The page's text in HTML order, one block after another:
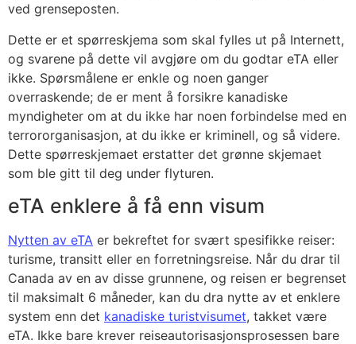
ved grenseposten.
Dette er et spørreskjema som skal fylles ut på Internett,
og svarene på dette vil avgjøre om du godtar eTA eller
ikke. Spørsmålene er enkle og noen ganger
overraskende; de er ment å forsikre kanadiske
myndigheter om at du ikke har noen forbindelse med en
terrororganisasjon, at du ikke er kriminell, og så videre.
Dette spørreskjemaet erstatter det grønne skjemaet
som ble gitt til deg under flyturen.
eTA enklere å få enn visum
Nytten av eTA er bekreftet for svært spesifikke reiser:
turisme, transitt eller en forretningsreise. Når du drar til
Canada av en av disse grunnene, og reisen er begrenset
til maksimalt 6 måneder, kan du dra nytte av et enklere
system enn det kanadiske turistvisumet, takket være
eTA. Ikke bare krever reiseautorisasjonsprosessen bare